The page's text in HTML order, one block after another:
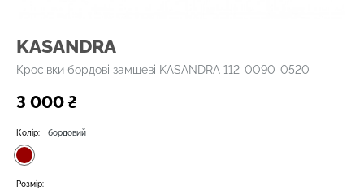
KASANDRA
Кросівки бордові замшеві KASANDRA 112-0090-0520
3 000 ₴
Колір: бордовий
Розмір: